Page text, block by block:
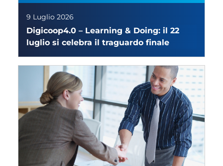
9 Luglio 2026
Digicoop4.0 – Learning & Doing: il 22
luglio si celebra il traguardo finale